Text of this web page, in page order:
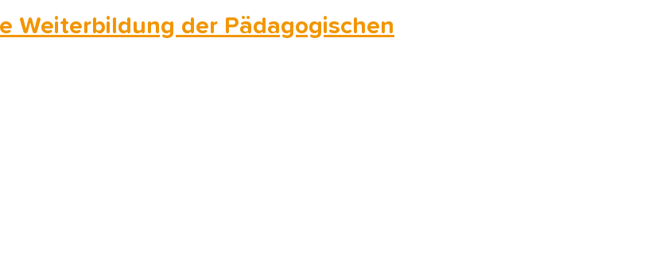
Weiterbildung der Pädagogischen